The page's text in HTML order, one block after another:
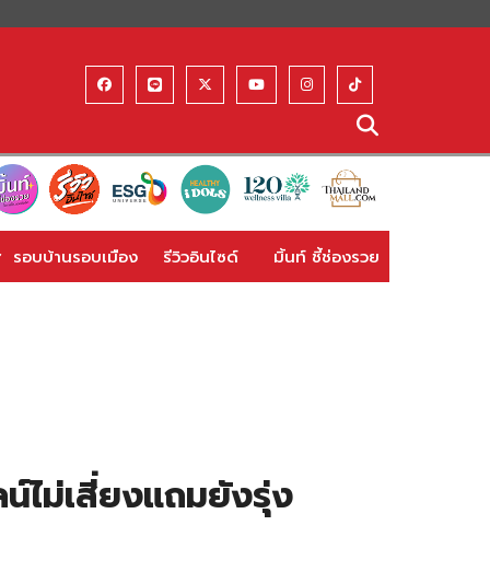
รอบบ้านรอบเมือง รีวิวอินไซด์ มิ้นท์ ชี้ช่องรวย
ไม่เสี่ยงแถมยังรุ่ง